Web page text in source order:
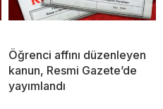
Öğrenci affını düzenleyen
kanun, Resmi Gazete’de
yayımlandı